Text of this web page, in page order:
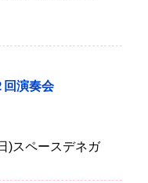
回演奏会
)スペースデネガ